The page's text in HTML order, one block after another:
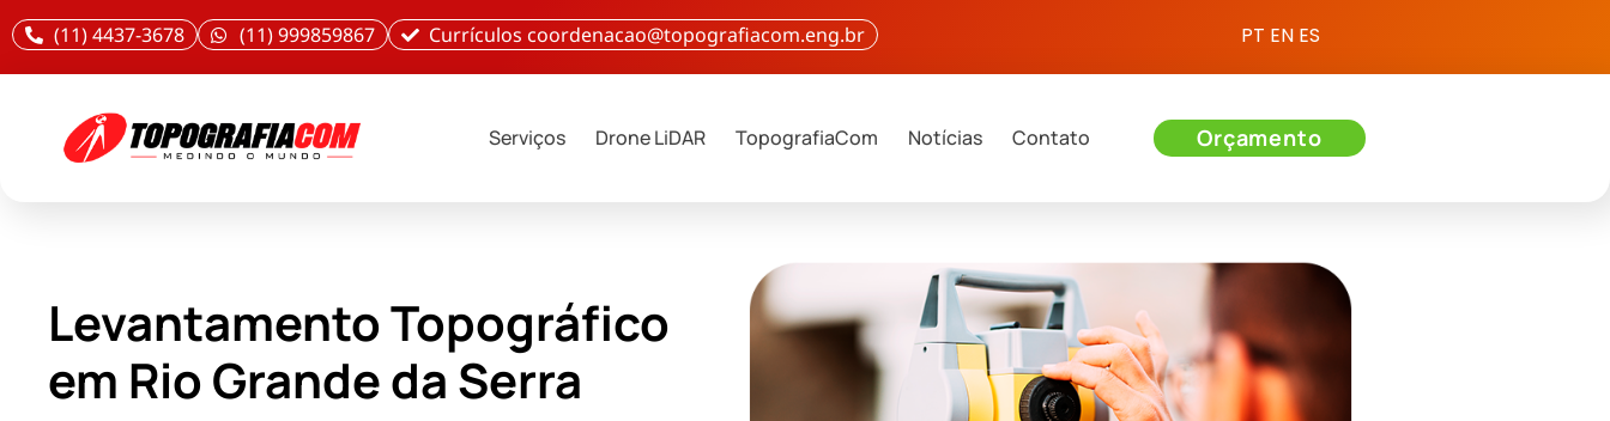
(11) 4437-3678 (11) 999859867 Currículos coordenacao@topografiacom.eng.br PT EN ES
Serviços Drone LiDAR TopografiaCom Notícias Contato Orçamento
Levantamento Topográfico
em Rio Grande da Serra